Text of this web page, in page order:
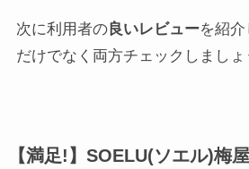
次に利用者の良いレビューを紹介
だけでなく両方チェックしましょ
【満足!】SOELU(ソエル)梅